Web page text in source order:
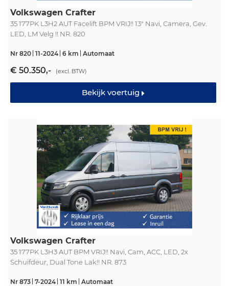
Volkswagen Crafter
35 177PK L3H2 AUT Facelift BPM VRIJ!! 13" Navi, Camera, Gev.
LED, LM Velg !! NR. 820
Nr 820 11-2024 6 km Automaat
€ 50.350,- (excl. BTW)
Bekijk voertuig
Volkswagen Crafter
35 177PK L3H3 AUT BPM VRIJ!! Navi, Cam, ACC, LED, 2x
Schuifdeur, Dual Tone Lak!! NR. 873
Nr 873 7-2024 11 km Automaat